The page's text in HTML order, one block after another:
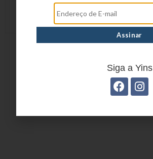
Siga a Yins